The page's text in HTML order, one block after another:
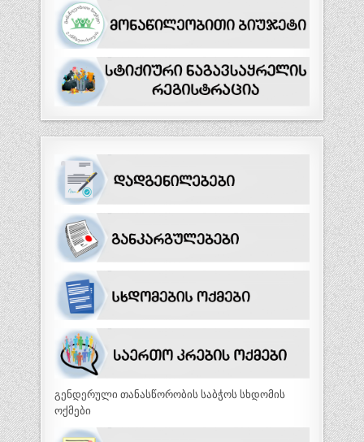
გენდერული თანასწორობის საბჭოს სხდომის
ოქმები